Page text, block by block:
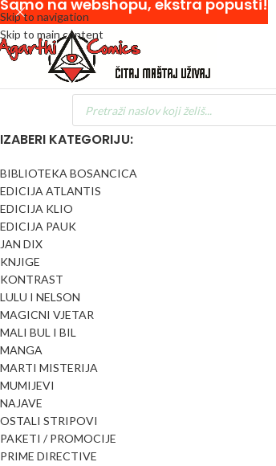
Skip to navigation
Skip to main content
IZABERI KATEGORIJU:
BIBLIOTEKA BOSANCICA
EDICIJA ATLANTIS
EDICIJA KLIO
EDICIJA PAUK
JAN DIX
KNJIGE
KONTRAST
LULU I NELSON
MAGICNI VJETAR
MALI BUL I BIL
MANGA
MARTI MISTERIJA
MUMIJEVI
NAJAVE
OSTALI STRIPOVI
PAKETI / PROMOCIJE
PRIME DIRECTIVE
Samo na webshopu, ekstra popusti!